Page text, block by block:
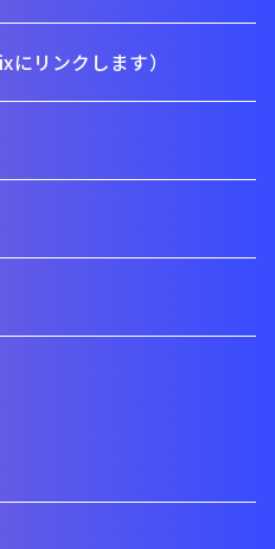
リンクします）